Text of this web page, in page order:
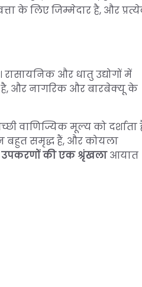
के लिए जिम्मेदार है, और
और धातु उद्योगों में
है, और नागरिक और बारबेक्यू के
वाणिज्यिक मूल्य को दर्शाता
बहुत समृद्ध हैं, और कोयला
की एक श्रृंखलाआयात